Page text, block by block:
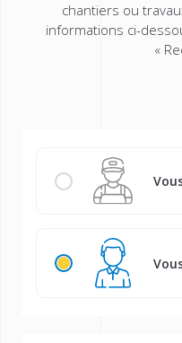
chantiers ou
informations ci-
«